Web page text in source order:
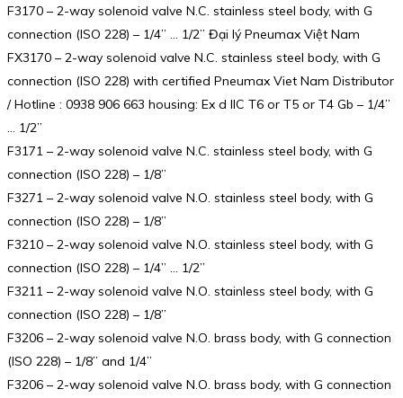
F3170 – 2-way solenoid valve N.C. stainless steel body, with G
connection (ISO 228) – 1/4” … 1/2” Đại lý Pneumax Việt Nam
FX3170 – 2-way solenoid valve N.C. stainless steel body, with G
connection (ISO 228) with certified Pneumax Viet Nam Distributor
/ Hotline : 0938 906 663 housing: Ex d IIC T6 or T5 or T4 Gb – 1/4”
… 1/2”
F3171 – 2-way solenoid valve N.C. stainless steel body, with G
connection (ISO 228) – 1/8”
F3271 – 2-way solenoid valve N.O. stainless steel body, with G
connection (ISO 228) – 1/8”
F3210 – 2-way solenoid valve N.O. stainless steel body, with G
connection (ISO 228) – 1/4” … 1/2”
F3211 – 2-way solenoid valve N.O. stainless steel body, with G
connection (ISO 228) – 1/8”
F3206 – 2-way solenoid valve N.O. brass body, with G connection
(ISO 228) – 1/8” and 1/4”
F3206 – 2-way solenoid valve N.O. brass body, with G connection